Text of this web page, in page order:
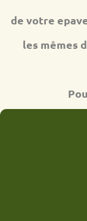
de votre
les mêmes